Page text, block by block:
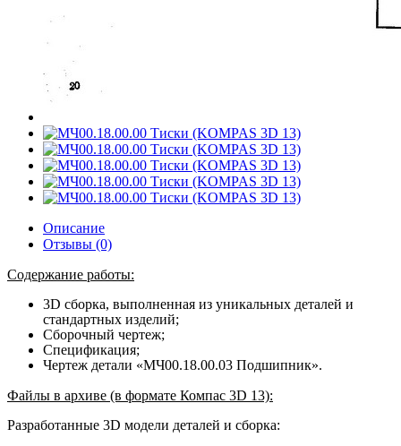
Описание
Отзывы (0)
Содержание работы:
3D сборка, выполненная из уникальных деталей и
стандартных изделий;
Сборочный чертеж;
Спецификация;
Чертеж детали «МЧ00.18.00.03 Подшипник».
Файлы в архиве (в формате Компас 3D 13):
Разработанные 3D модели деталей и сборка: